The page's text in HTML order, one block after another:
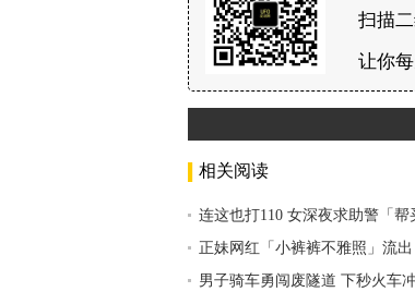
扫描
让你
相关阅读
连这也打110 女深夜求助警「帮
正妹网红「小裤裤不雅照」流
男子骑车勇闯废隧道 下秒火车